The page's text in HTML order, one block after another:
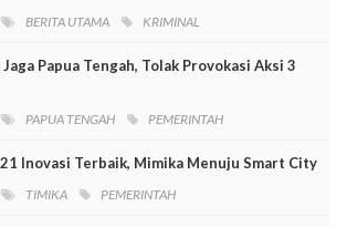
BERITA UTAMA KRIMINAL
Papua Tengah, Tolak Provokasi Aksi 3
PAPUA TENGAH PEMERINTAH
Inovasi Terbaik, Mimika Menuju Smart City
TIMIKA PEMERINTAH